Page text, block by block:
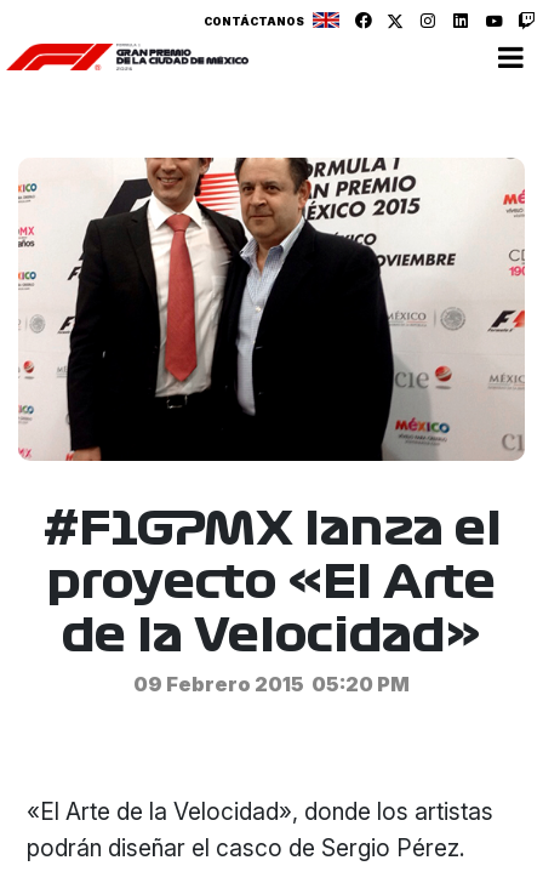
CONTÁCTANOS
#F1GPMX lanza el
proyecto «El Arte
de la Velocidad»
09 Febrero 2015 05:20 PM
«El Arte de la Velocidad», donde los artistas
podrán diseñar el casco de Sergio Pérez.